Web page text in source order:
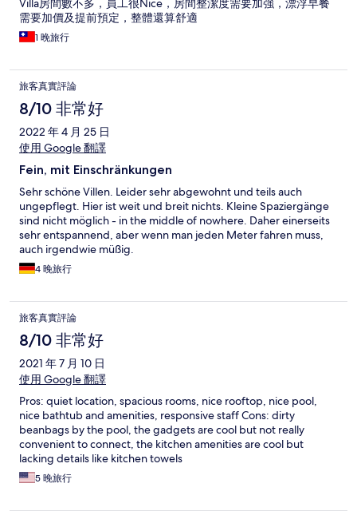
Villa房間數不多，員工很Nice，房間整潔度需要加強，漂浮早餐
需要加價及提前預定，整體還算舒適
1 晚旅行
旅客真實評論
8/10 非常好
2022 年 4 月 25 日
使用 Google 翻譯
Fein, mit Einschränkungen
Sehr schöne Villen. Leider sehr abgewohnt und teils auch
ungepflegt. Hier ist weit und breit nichts. Kleine Spaziergänge
sind nicht möglich - in the middle of nowhere. Daher einerseits
sehr entspannend, aber wenn man jeden Meter fahren muss,
auch irgendwie müßig.
4 晚旅行
旅客真實評論
8/10 非常好
2021 年 7 月 10 日
使用 Google 翻譯
Pros: quiet location, spacious rooms, nice rooftop, nice pool,
nice bathtub and amenities, responsive staff Cons: dirty
beanbags by the pool, the gadgets are cool but not really
convenient to connect, the kitchen amenities are cool but
lacking details like kitchen towels
5 晚旅行